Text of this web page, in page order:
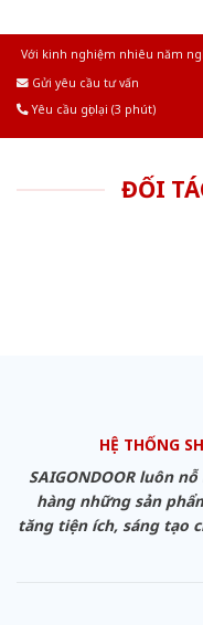
Với kinh nghiệm nhiêu năm
Gửi yêu cầu tư vấn
Yêu cầu gọi lại (3 phút)
ĐỐI
HỆ THỐNG
SAIGONDOOR luôn
hàng những sản
tăng tiện ích, sáng tạo